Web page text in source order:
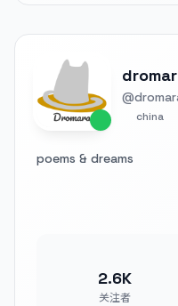
china
poems & dreams
2.6K
关注者